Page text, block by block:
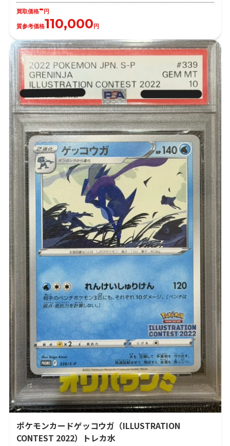
買取価格- 円
質参考価格110,000 円
ポケモンカードゲッコウガ（ILLUSTRATION
CONTEST 2022）トレカ水